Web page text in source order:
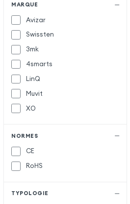
MARQUE
Avizar
Swissten
3mk
4smarts
LinQ
Muvit
XO
NORMES
CE
RoHS
TYPOLOGIE